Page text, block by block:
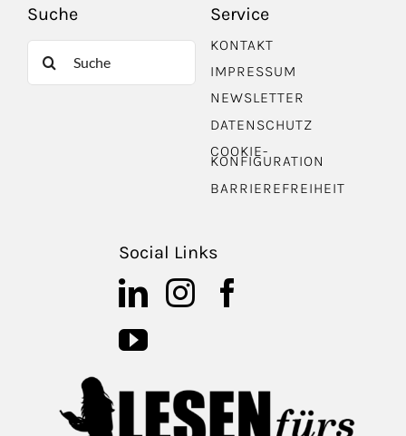
Suche
Suche
Service
KONTAKT
IMPRESSUM
NEWSLETTER
DATENSCHUTZ
COOKIE-
KONFIGURATION
BARRIEREFREIHEIT
Social Links